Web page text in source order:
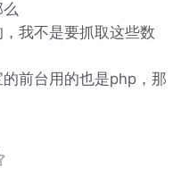
我不是要抓取这些数
前台用的也是php，那